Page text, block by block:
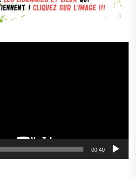
00:40